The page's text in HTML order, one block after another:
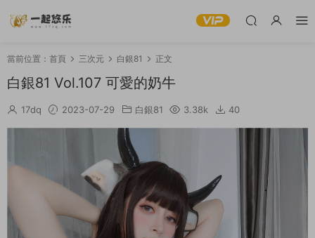
當前位置： 首頁 三次元 白銀81 正文
白銀81 Vol.107 可愛的奶牛
17dq 2023-07-29 白銀81 3.38k 40